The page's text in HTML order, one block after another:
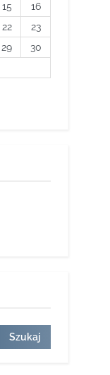
15
16
22
23
29
30
Szukaj